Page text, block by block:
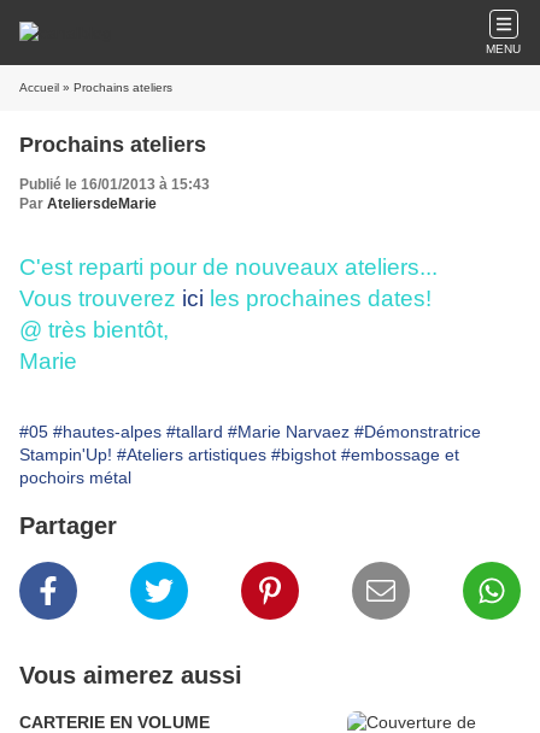
MENU
Accueil » Prochains ateliers
Prochains ateliers
Publié le 16/01/2013 à 15:43
Par AteliersdeMarie
C'est reparti pour de nouveaux ateliers...
Vous trouverez ici les prochaines dates!
@ très bientôt,
Marie
#05 #hautes-alpes #tallard #Marie Narvaez #Démonstratrice
Stampin'Up! #Ateliers artistiques #bigshot #embossage et
pochoirs métal
Partager
Vous aimerez aussi
CARTERIE EN VOLUME